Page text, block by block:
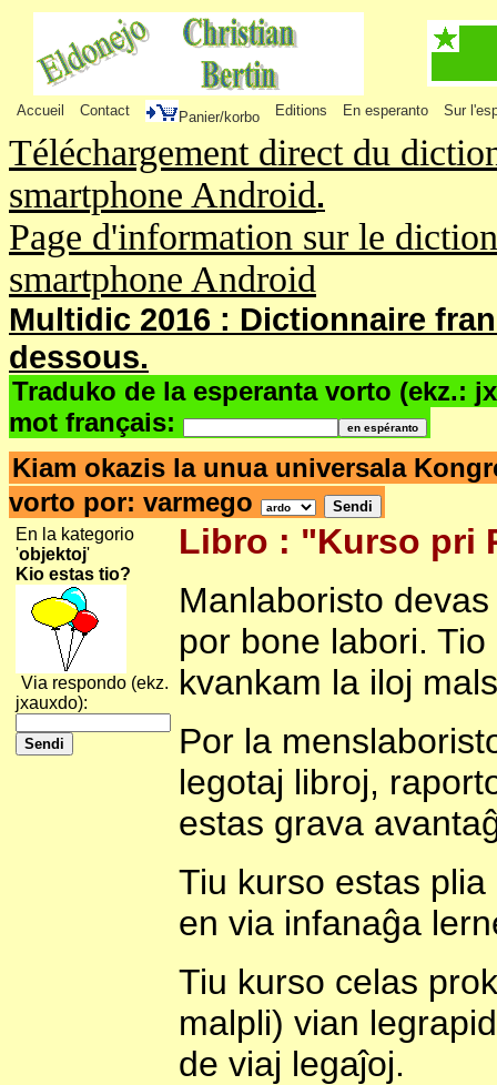
Accueil Contact Panier/korbo Editions En esperanto Sur
Téléchargement direct du
smartphone Android.
Page d'information sur le
smartphone Android
Multidic 2016 : Dictionnaire
dessous.
Traduko de la esperanta vorto (ekz.:
mot français:
Kiam okazis la unua universala
vorto por: varmego
En la kategorio
'objektoj'
Kio estas tio?
Via respondo (ekz.
jxauxdo):
Libro : "Kurso pri
Manlaboristo
por bone labori.
kvankam la iloj
Por la
legotaj libroj,
estas grava
Tiu kurso estas
en via infanaĝa
Tiu kurso celas
malpli) vian
de viaj legaĵoj.